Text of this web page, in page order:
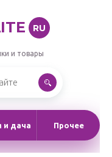
RU
и товары
и дача Прочее